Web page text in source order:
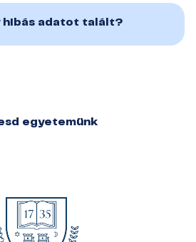
hibás adatot talált?
egyetemünk